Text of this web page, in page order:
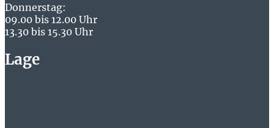
Donnerstag:
09.00 bis 12.00 Uhr
13.30 bis 15.30 Uhr
Lage